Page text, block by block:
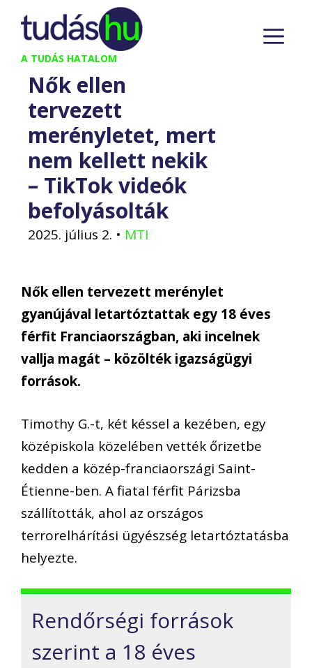
Kilépés
tartalomba
A TUDÁS HATALOM
Nők ellen
tervezett
merényletet, mert
nem kellett nekik
– TikTok videók
befolyásolták
2025. július 2. • MTI
Nők ellen tervezett merénylet
gyanújával letartóztattak egy 18 éves
férfit Franciaországban, aki incelnek
vallja magát – közölték igazságügyi
források.
Timothy G.-t, két késsel a kezében, egy
középiskola közelében vették őrizetbe
kedden a közép-franciaországi Saint-
Étienne-ben. A fiatal férfit Párizsba
szállították, ahol az országos
terrorelhárítási ügyészség letartóztatásba
helyezte.
Rendőrségi források
szerint a 18 éves